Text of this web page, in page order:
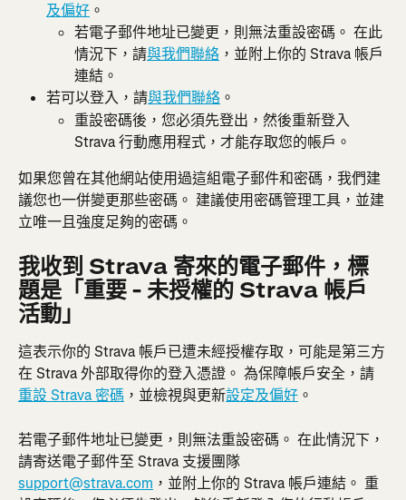
及偏好 。
若電子郵件地址已變更，則無法重設密碼。 在此
情況下，請與我們聯絡 ，並附上你的 Strava 帳戶
連結。
若可以登入，請與我們聯絡 。
重設密碼後，您必須先登出，然後重新登入
Strava 行動應用程式，才能存取您的帳戶。
如果您曾在其他網站使用過這組電子郵件和密碼，我們建
議您也一併變更那些密碼。 建議使用密碼管理工具，並建
立唯一且強度足夠的密碼。
我收到 Strava 寄來的電子郵件，標
題是「重要 - 未授權的 Strava 帳戶
活動」
這表示你的 Strava 帳戶已遭未經授權存取，可能是第三方
在 Strava 外部取得你的登入憑證。 為保障帳戶安全，請
重設 Strava 密碼 ，並檢視與更新設定及偏好 。
若電子郵件地址已變更，則無法重設密碼。 在此情況下，
請寄送電子郵件至 Strava 支援團隊
support@strava.com ，並附上你的 Strava 帳戶連結。 重